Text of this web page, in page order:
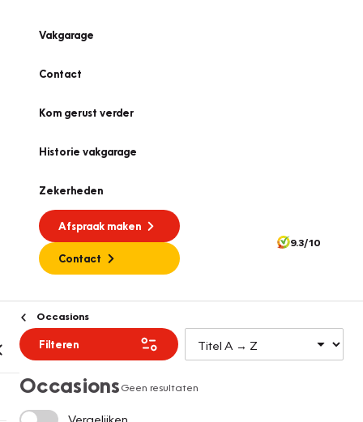
Vakgarage
Contact
Kom gerust verder
Historie vakgarage
Zekerheden
Afspraak maken
Contact
9.3/10
Occasions
Filteren
OccasionsGeen resultaten
Vergelijken